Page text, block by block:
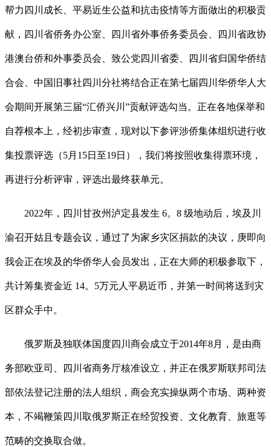
帮力四川成长、平易近生公益和抗击疫情等方面做出的积极贡
献，四川省侨务办公室、四川省外事侨务委员会、四川省政协
港澳台侨和外事委员会、致公党四川省委、四川省归国华侨结
合会、中国旧事社四川分社将结合正在第七届四川华侨华人大
会期间开展第三届“汇侨兴川”贡献评选勾当。正在各地保举和
自荐根本上，经初步审查，现对以下参评涉侨集体组织进行收
集投票评选（5月15日至19日），我们将按照收集得票环境，
再进行分析评审，评选出最终获单元。
2022年，四川甘孜州泸定县发生 6。8 级地动后，埃及川
渝召开姑且专题会议，通过了为家乡灾区捐款的决议，庚即向
我会正在埃及的华侨华人会员发出，正在大师的积极参取下，
共计筹集资金近 14。5万元人平易近币，并第一时间将送到灾
区群众手中。
俄罗斯及独联体国度四川商会成立于2014年8月，是由商
务部欧亚司、四川省商务厅核准设立，并正在俄罗斯联邦司法
部依法登记注册的法人组织，商会充实操纵两个市场、两种资
本，不竭鞭策四川取俄罗斯正在经贸投资、文化教育、旅逛等
范畴的交换取合做。